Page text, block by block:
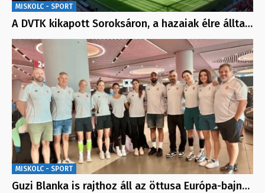
MISKOLC - SPORT
A DVTK kikapott Soroksáron, a hazaiak élre állta…
MISKOLC - SPORT
Guzi Blanka is rajthoz áll az öttusa Európa-bajn…